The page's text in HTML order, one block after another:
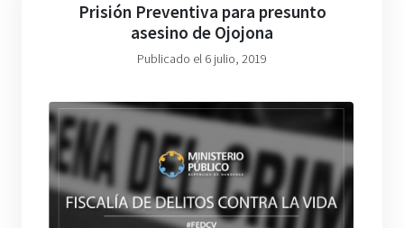
Prisión Preventiva para presunto
asesino de Ojojona
Publicado el 6 julio, 2019